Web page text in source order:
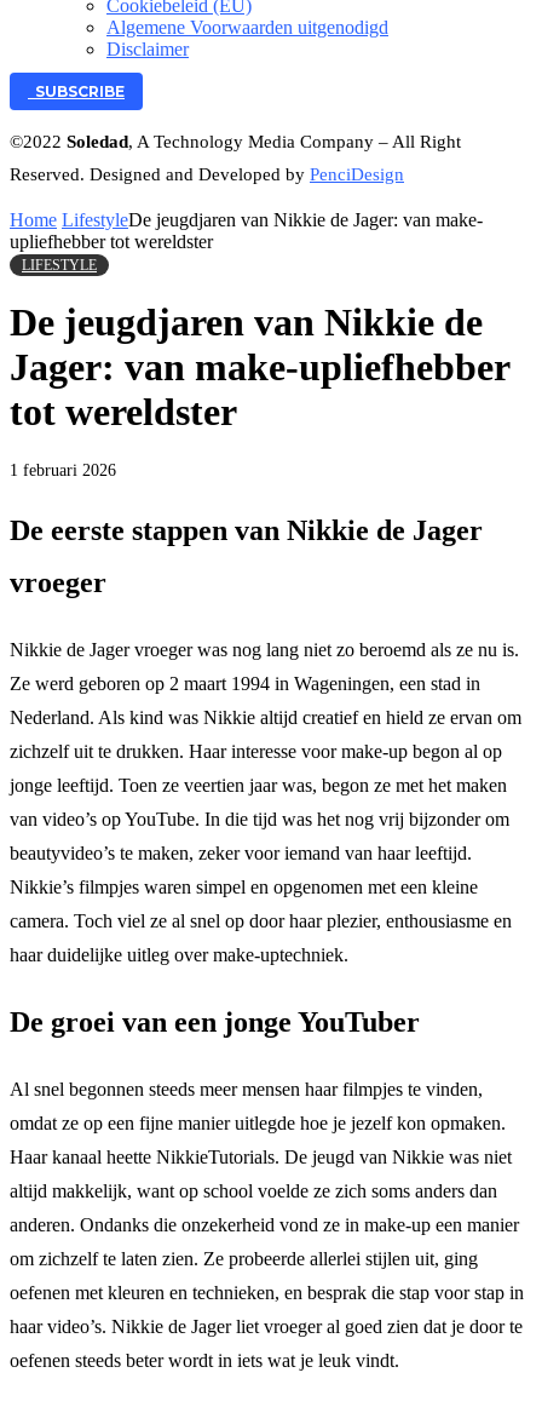
Cookiebeleid (EU)
Algemene Voorwaarden uitgenodigd
Disclaimer
SUBSCRIBE
©2022 Soledad, A Technology Media Company – All Right
Reserved. Designed and Developed by PenciDesign
Home LifestyleDe jeugdjaren van Nikkie de Jager: van make-
upliefhebber tot wereldster
LIFESTYLE
De jeugdjaren van Nikkie de
Jager: van make-upliefhebber
tot wereldster
1 februari 2026
De eerste stappen van Nikkie de Jager
vroeger
Nikkie de Jager vroeger was nog lang niet zo beroemd als ze nu is.
Ze werd geboren op 2 maart 1994 in Wageningen, een stad in
Nederland. Als kind was Nikkie altijd creatief en hield ze ervan om
zichzelf uit te drukken. Haar interesse voor make-up begon al op
jonge leeftijd. Toen ze veertien jaar was, begon ze met het maken
van video’s op YouTube. In die tijd was het nog vrij bijzonder om
beautyvideo’s te maken, zeker voor iemand van haar leeftijd.
Nikkie’s filmpjes waren simpel en opgenomen met een kleine
camera. Toch viel ze al snel op door haar plezier, enthousiasme en
haar duidelijke uitleg over make-uptechniek.
De groei van een jonge YouTuber
Al snel begonnen steeds meer mensen haar filmpjes te vinden,
omdat ze op een fijne manier uitlegde hoe je jezelf kon opmaken.
Haar kanaal heette NikkieTutorials. De jeugd van Nikkie was niet
altijd makkelijk, want op school voelde ze zich soms anders dan
anderen. Ondanks die onzekerheid vond ze in make-up een manier
om zichzelf te laten zien. Ze probeerde allerlei stijlen uit, ging
oefenen met kleuren en technieken, en besprak die stap voor stap in
haar video’s. Nikkie de Jager liet vroeger al goed zien dat je door te
oefenen steeds beter wordt in iets wat je leuk vindt.